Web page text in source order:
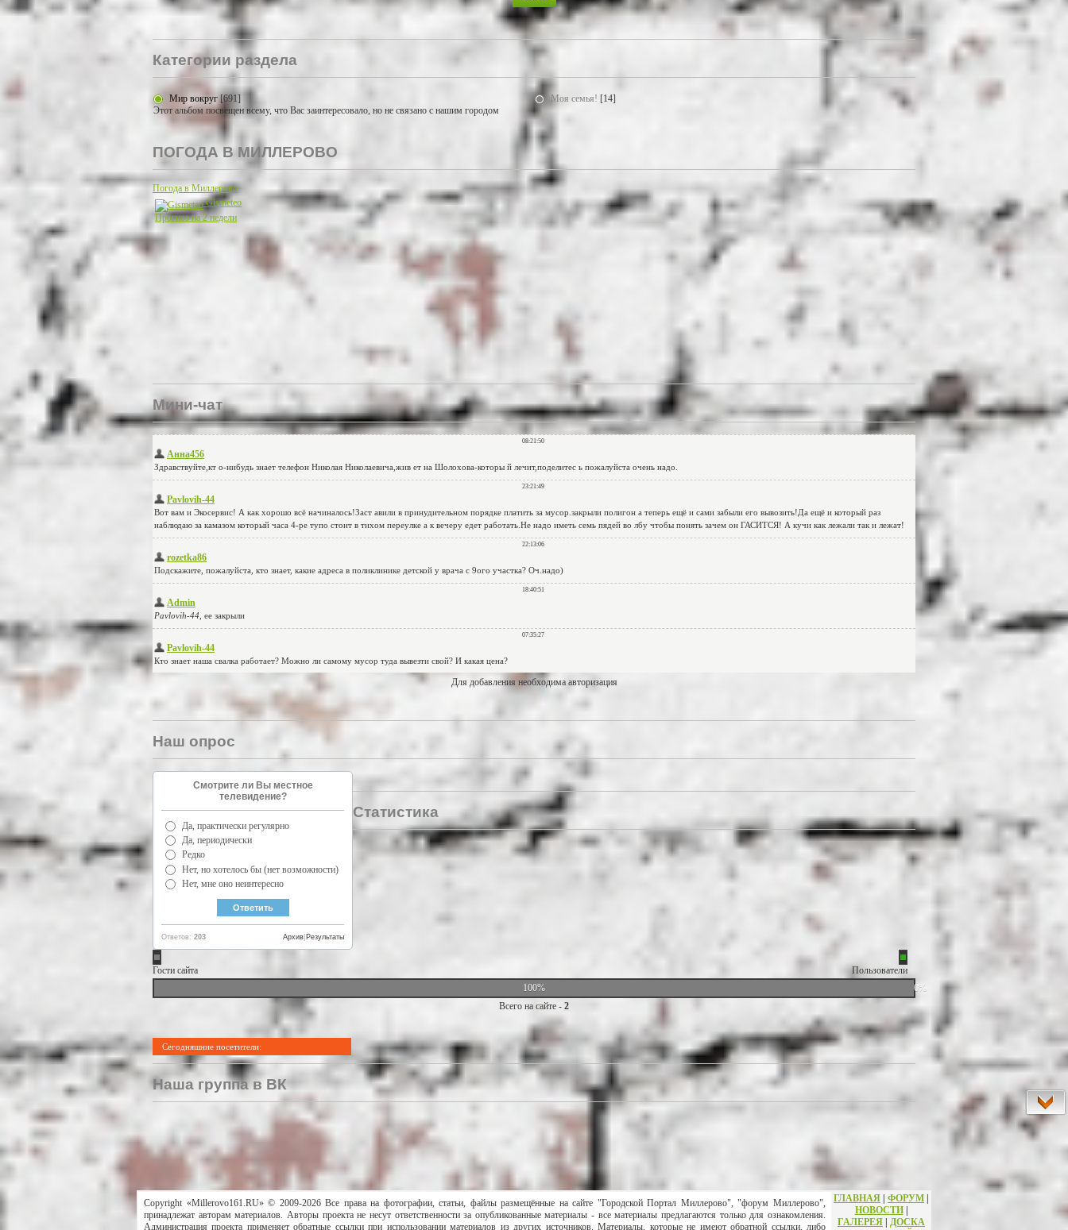
Категории раздела
Мир вокруг [691]
Этот альбом посвещен всему, что Вас заинтересовало, но не связано с нашим городом
Моя семья! [14]
ПОГОДА В МИЛЛЕРОВО
Погода в Миллерово
Gismeteo
Прогноз на 2 недели
Мини-чат
Для добавления необходима авторизация
Наш опрос
Смотрите ли Вы местное
телевидение?
Да, практически регулярно
Да, периодически
Редко
Нет, но хотелось бы (нет возможности)
Нет, мне оно неинтересно
Ответов: 203 Результаты
Архив
Статистика
Гости сайта
Пользователи
100%
0%
Всего на сайте - 2
Сегодняшние посетители:
Наша группа в ВК
Copyright «Millerovo161.RU» © 2009-2026 Все права на фотографии, статьи, файлы размещённые на сайте "Городской Портал Миллерово", "форум Миллерово",
принадлежат авторам материалов. Авторы проекта не несут ответственности за опубликованные материалы - все материалы предлагаются только для ознакомления.
Администрация проекта применяет обратные ссылки при использовании материалов из других источников. Материалы, которые не имеют обратной ссылки, либо
ГЛАВНАЯ | ФОРУМ |
НОВОСТИ|
ГАЛЕРЕЯ | ДОСКА